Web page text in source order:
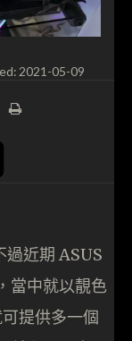
2021-05-09
過近期 ASUS
當中就以靚色
提供多一個